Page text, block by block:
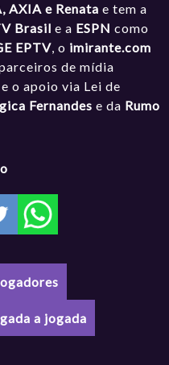
AXIA e Renata e tem a
Brasil e a ESPNcomo
EPTV, o imirante.com
de mídia
e o apoio via Lei de
Fernandes e da Rumo
a jogada